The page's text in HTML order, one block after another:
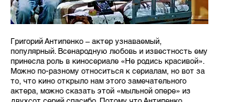
Григорий Антипенко – актер узнаваемый,
популярный. Всенародную любовь и известность ему
принесла роль в киносериале «Не родись красивой».
Можно по-разному относиться к сериалам, но вот за
то, что кино открыло нам этого замечательного
актера, можно сказать этой «мыльной опере» из